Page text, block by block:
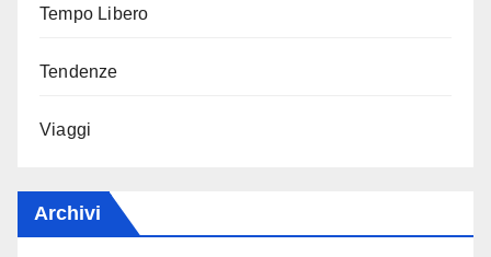
Tempo Libero
Tendenze
Viaggi
Archivi